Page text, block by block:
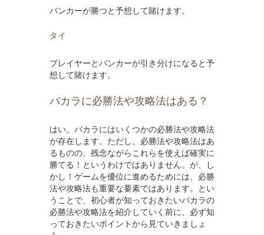
バンカーが勝つと予想して賭けます。
タイ
プレイヤーとバンカーが引き分けになると予
想して賭けます。
バカラに必勝法や攻略法はある？
はい。バカラにはいくつかの必勝法や攻略法
が存在します。ただし、必勝法や攻略法はあ
るものの、残念ながらこれらを使えば確実に
勝てる！というわけではありません。が、し
かし！ゲームを優位に進めるためには、必勝
法や攻略法も重要な要素ではあります。とい
うことで、初心者が知っておきたいバカラの
必勝法や攻略法を紹介していく前に、必ず知
っておきたいポイントから見ていきましょ